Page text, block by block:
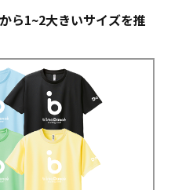
ら1~2大きいサイズを推